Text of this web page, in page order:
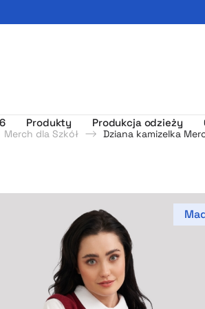
i gadżety firmowe z logo - MerchUp
Produkty Produkcja odzieży
Merch dla Szkół Dziana kamizelka